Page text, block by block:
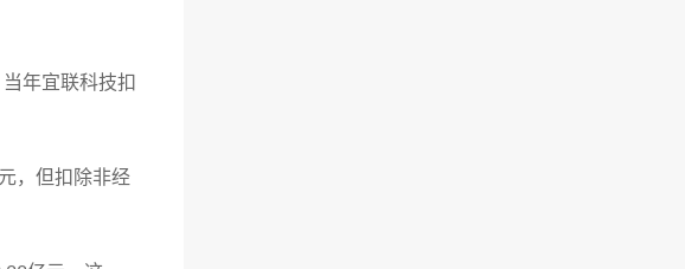
年宜联科技扣
，但扣除非经